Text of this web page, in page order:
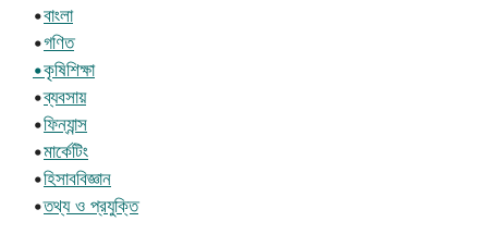
•বাংলা
•গণিত
•কৃষিশিক্ষা
•ব্যবসায়
•ফিন্যান্স
•মার্কেটিং
•হিসাববিজ্ঞান
•তথ্য ও প্রযুক্তি